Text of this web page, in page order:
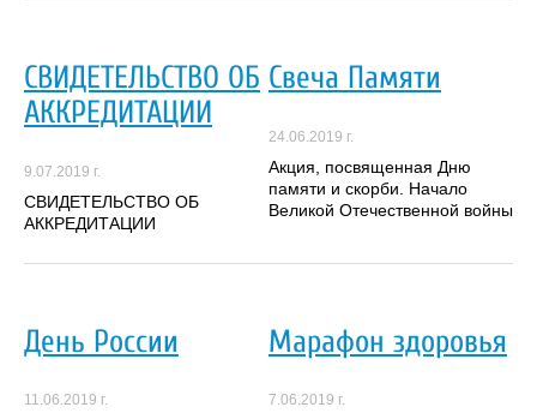
СВИДЕТЕЛЬСТВО ОБ
АККРЕДИТАЦИИ
9.07.2019 г.
СВИДЕТЕЛЬСТВО ОБ
АККРЕДИТАЦИИ
Свеча Памяти
24.06.2019 г.
Акция, посвященная Дню
памяти и скорби. Начало
Великой Отечественной войны
День России
11.06.2019 г.
Марафон здоровья
7.06.2019 г.